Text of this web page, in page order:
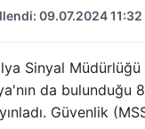
09.07.2024 11:32
Sinyal
da bulunduğu
Güvenlik